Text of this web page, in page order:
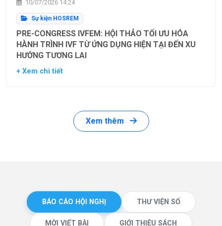
10/07/2026 14:24
Sự kiện HOSREM
PRE-CONGRESS IVFEM: HỘI THẢO TỐI ƯU HÓA
HÀNH TRÌNH IVF TỪ ỨNG DỤNG HIỆN TẠI ĐẾN XU
HƯỚNG TƯƠNG LAI
+ Xem chi tiết
Xem thêm
BÁO CÁO HỘI NGHỊ THƯ VIỆN SỐ
MỜI VIẾT BÀI GIỚI THIỆU SÁCH